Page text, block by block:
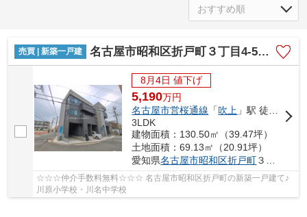
売買 | 新築一戸建 名古屋市昭和区折戸町３丁目4-5【仲介手数料無料】新築一戸建て 1号棟
8月4日 値下げ
5,190万円
名古屋市営桜通線 「吹上 」駅 徒歩14分
3LDK
建物面積：130.50㎡（39.47坪）
土地面積：69.13㎡（20.91坪）
愛知県名古屋市昭和区折戸町３丁目4-5
☆☆☆仲介手数料無料☆☆☆ 名古屋市昭和区折戸町の新築一戸建て♪
川原小学校・川名中学校